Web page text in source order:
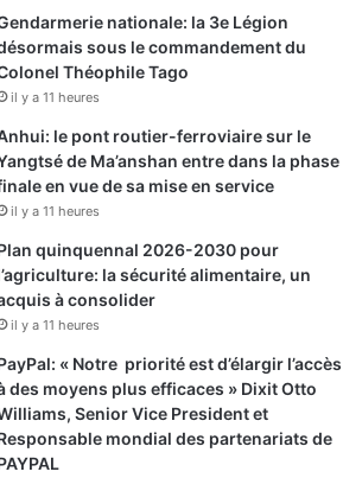
nationale: la 3e Légion
sous le commandement du
Théophile Tago
il y a 11 heures
le pont routier-ferroviaire sur le
de Ma’anshan entre dans la phase
en vue de sa mise en service
il y a 11 heures
quinquennal 2026-2030 pour
la sécurité alimentaire, un
à consolider
il y a 11 heures
« Notre priorité est d’élargir l’accès
des moyens plus efficaces » Dixit Otto
Senior Vice President et
mondial des partenariats de